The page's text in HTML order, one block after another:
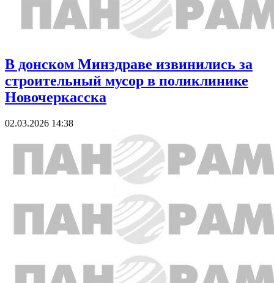
В донском Минздраве извинились за
строительный мусор в поликлинике
Новочеркасска
02.03.2026 14:38